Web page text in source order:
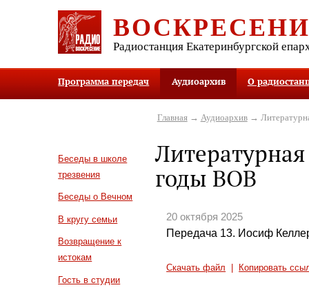
Радиостанция Екатеринбургской
Программа передач Аудиоархив О
Беседы в школе
трезвения
Беседы о Вечном
В кругу семьи
Возвращение к
истокам
Гость в студии
Главная→ Аудиоархив→
годы ВОВ
20 октября 2025
Передача 13. Иосиф
Скачать файл Копировать